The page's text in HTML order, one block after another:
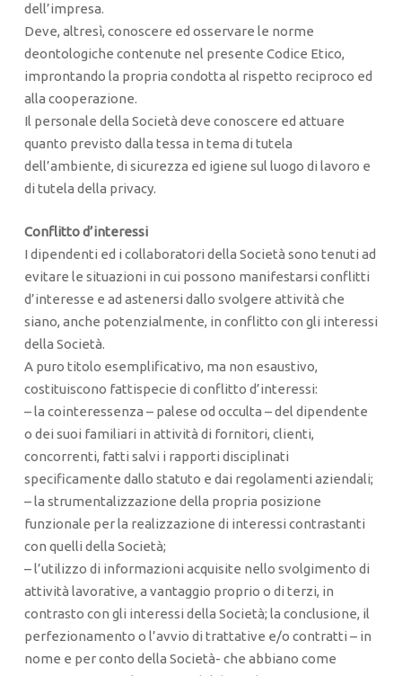
dell’impresa.
Deve, altresì, conoscere ed osservare le norme
deontologiche contenute nel presente Codice Etico,
improntando la propria condotta al rispetto reciproco ed
alla cooperazione.
Il personale della Società deve conoscere ed attuare
quanto previsto dalla tessa in tema di tutela
dell’ambiente, di sicurezza ed igiene sul luogo di lavoro e
di tutela della privacy.
Conflitto d’interessi
I dipendenti ed i collaboratori della Società sono tenuti ad
evitare le situazioni in cui possono manifestarsi conflitti
d’interesse e ad astenersi dallo svolgere attività che
siano, anche potenzialmente, in conflitto con gli interessi
della Società.
A puro titolo esemplificativo, ma non esaustivo,
costituiscono fattispecie di conflitto d’interessi:
– la cointeressenza – palese od occulta – del dipendente
o dei suoi familiari in attività di fornitori, clienti,
concorrenti, fatti salvi i rapporti disciplinati
specificamente dallo statuto e dai regolamenti aziendali;
– la strumentalizzazione della propria posizione
funzionale per la realizzazione di interessi contrastanti
con quelli della Società;
– l’utilizzo di informazioni acquisite nello svolgimento di
attività lavorative, a vantaggio proprio o di terzi, in
contrasto con gli interessi della Società; la conclusione, il
perfezionamento o l’avvio di trattative e/o contratti – in
nome e per conto della Società- che abbiano come